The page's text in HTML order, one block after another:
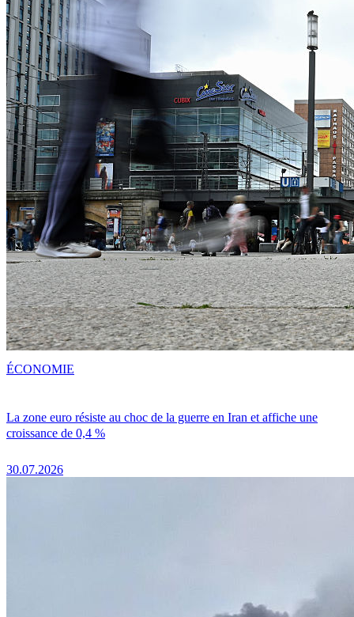
La zone euro résiste au choc de la guerre en Iran et affiche une
croissance de 0,4 %
30.07.2026
ÉCONOMIE